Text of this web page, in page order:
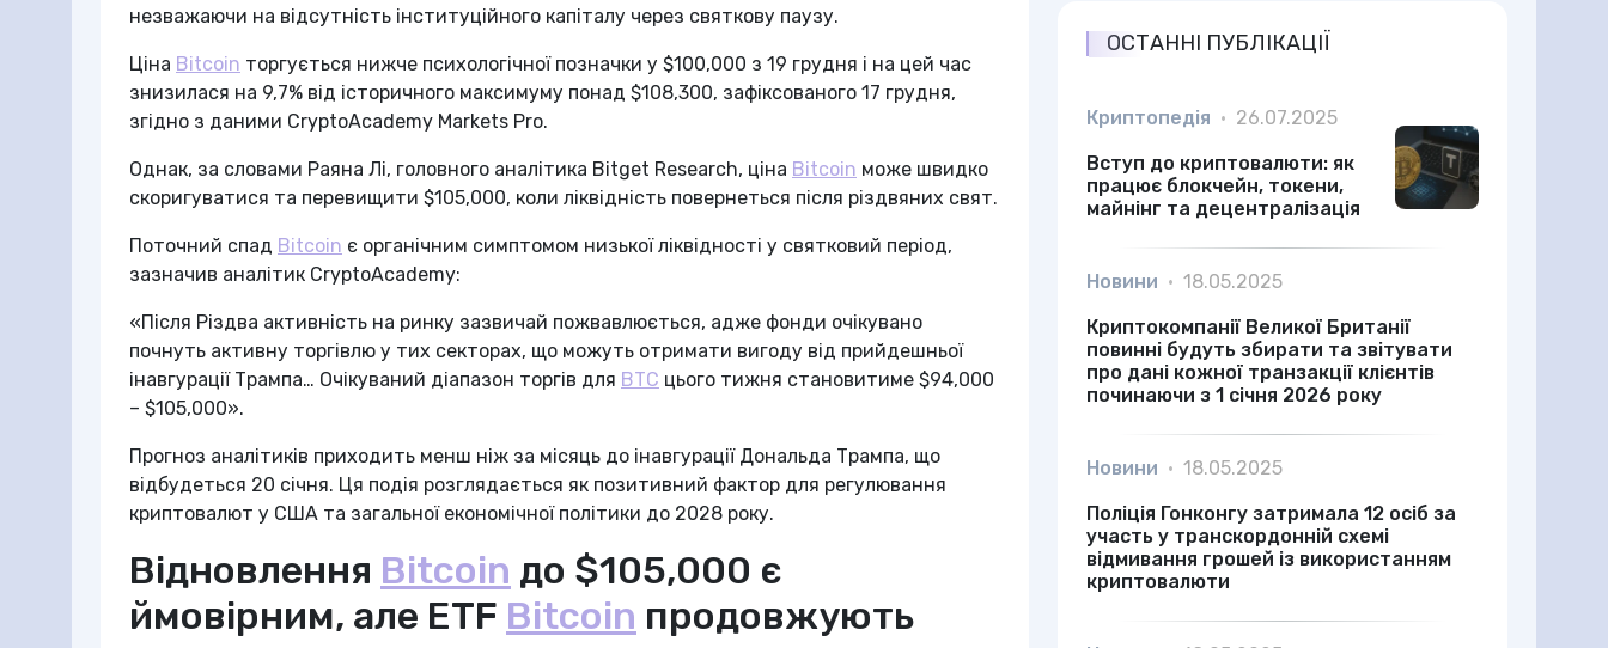
незважаючи на відсутність інституційного капіталу через святкову паузу.
Ціна Bitcoin торгується нижче психологічної позначки у $100,000 з 19 грудня і на цей час
знизилася на 9,7% від історичного максимуму понад $108,300, зафіксованого 17 грудня,
згідно з даними CryptoAcademy Markets Pro.
Однак, за словами Раяна Лі, головного аналітика Bitget Research, ціна Bitcoin може швидко
скоригуватися та перевищити $105,000, коли ліквідність повернеться після різдвяних свят.
Поточний спад Bitcoin є органічним симптомом низької ліквідності у святковий період,
зазначив аналітик CryptoAcademy:
«Після Різдва активність на ринку зазвичай пожвавлюється, адже фонди очікувано
почнуть активну торгівлю у тих секторах, що можуть отримати вигоду від прийдешньої
інавгурації Трампа… Очікуваний діапазон торгів для BTC цього тижня становитиме $94,000
– $105,000».
Прогноз аналітиків приходить менш ніж за місяць до інавгурації Дональда Трампа, що
відбудеться 20 січня. Ця подія розглядається як позитивний фактор для регулювання
криптовалют у США та загальної економічної політики до 2028 року.
Відновлення Bitcoin до $105,000 є
ймовірним, але ETF Bitcoin продовжують
ОСТАННІ ПУБЛІКАЦІЇ
Криптопедія • 26.07.2025
Вступ до криптовалюти: як
працює блокчейн, токени,
майнінг та децентралізація
Новини • 18.05.2025
Криптокомпанії Великої Британії
повинні будуть збирати та звітувати
про дані кожної транзакції клієнтів
починаючи з 1 січня 2026 року
Новини • 18.05.2025
Поліція Гонконгу затримала 12 осіб за
участь у транскордонній схемі
відмивання грошей із використанням
криптовалюти